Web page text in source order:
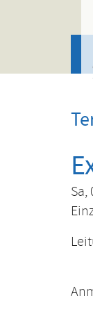
Skip to main
Sa,